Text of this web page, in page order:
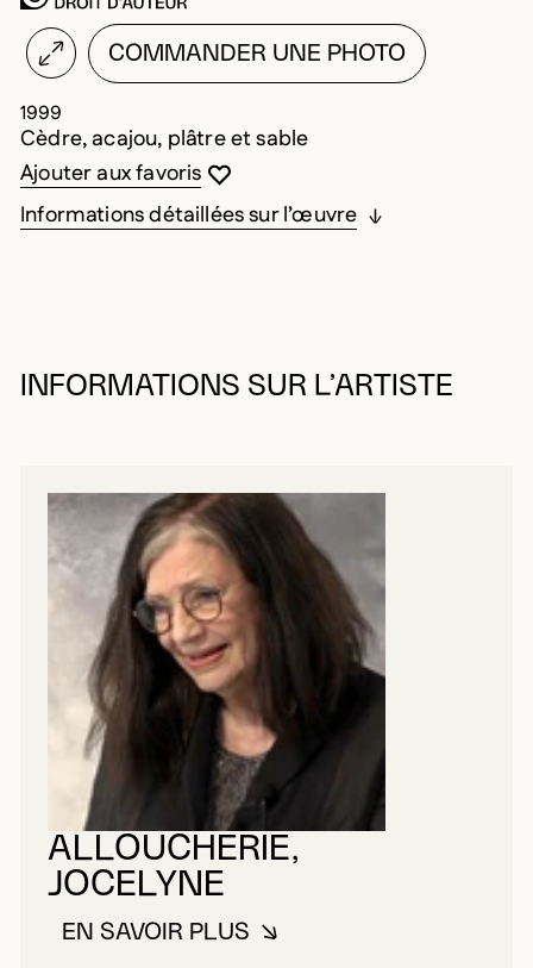
COMMANDER UNE PHOTO
1999
Cèdre, acajou, plâtre et sable
Vous devez être connecté pour ajouter
Fermer la modale
Ouvrir la modale
Ajouter aux favoris
Informations détaillées sur l’œuvre
INFORMATIONS SUR L’ARTISTE
ALLOUCHERIE,
JOCELYNE
EN SAVOIR PLUSÀ PROPOS DE ALLOUCHERIE,